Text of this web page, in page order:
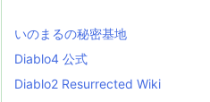
i
s
t
いのまるの秘密基地
Diablo4 公式
Diablo2 Resurrected Wiki